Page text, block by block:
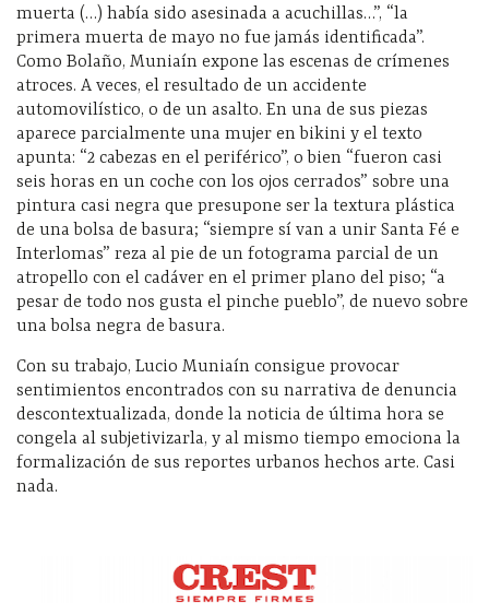
muerta (…) había sido asesinada a acuchillas…”, “la
primera muerta de mayo no fue jamás identificada”.
Como Bolaño, Muniaín expone las escenas de crímenes
atroces. A veces, el resultado de un accidente
automovilístico, o de un asalto. En una de sus piezas
aparece parcialmente una mujer en bikini y el texto
apunta: “2 cabezas en el periférico”, o bien “fueron casi
seis horas en un coche con los ojos cerrados” sobre una
pintura casi negra que presupone ser la textura plástica
de una bolsa de basura; “siempre sí van a unir Santa Fé e
Interlomas” reza al pie de un fotograma parcial de un
atropello con el cadáver en el primer plano del piso; “a
pesar de todo nos gusta el pinche pueblo”, de nuevo sobre
una bolsa negra de basura.
Con su trabajo, Lucio Muniaín consigue provocar
sentimientos encontrados con su narrativa de denuncia
descontextualizada, donde la noticia de última hora se
congela al subjetivizarla, y al mismo tiempo emociona la
formalización de sus reportes urbanos hechos arte. Casi
nada.